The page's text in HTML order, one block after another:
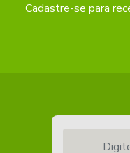
Cadastre-se para